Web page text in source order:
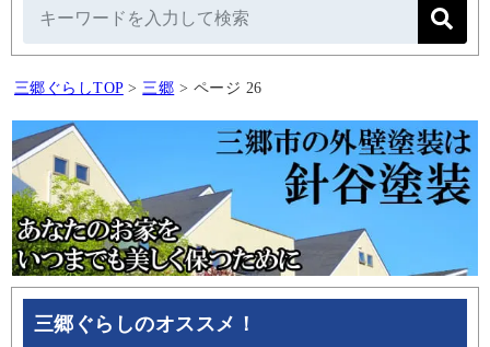
三郷ぐらしTOP > 三郷 > ページ 26
三郷ぐらしのオススメ！